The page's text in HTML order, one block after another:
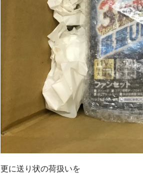
更に送り状の荷扱いを